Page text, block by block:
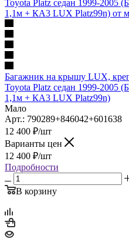
Багажник на крышу LUX,
Toyota Platz седан 1999-2005
1,1м + КА3 LUX Platz99n)
Мало
Арт.: 790289+846042+601638
12 400 ₽/шт
Варианты цен
12 400 ₽/шт
Подробности
В корзину